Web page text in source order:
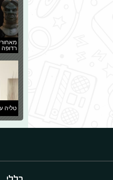
רדופה
טליה